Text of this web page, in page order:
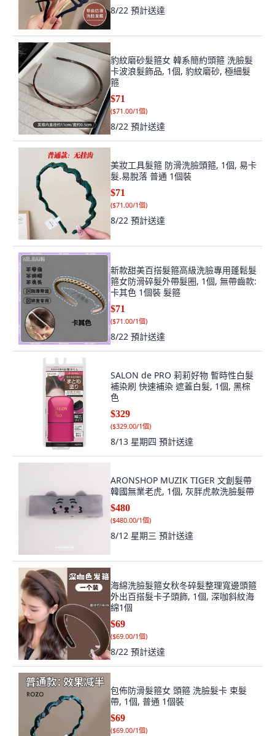
8/22 預計送達
豹紋磨砂髮箍女 韓系簡約頭箍 洗臉髮
卡波浪髮飾品, 1個, 豹紋磨砂, 極細髮
箍
$71
($71.00/1個)
8/22 預計送達
美妝工具髮箍 防滑洗臉頭箍, 1個, 易卡
髮.易脫落 普通 1個裝
$71
($71.00/1個)
8/22 預計送達
新款甜美百搭髮箍高級洗臉專用蓬鬆髮
箍女防滑碎髮外帶髮圈, 1個, 無帶齒款:
卡其色 1個裝 髮箍
$71
($71.00/1個)
8/22 預計送達
SALON de PRO 莉莉好物 暫時性白髮
補染刷 快速補染 遮蓋白髮, 1個, 黑棕
色
$329
($329.00/1個)
8/13 星期四 預計送達
ARONSHOP MUZIK TIGER 文創髮帶
韓國無業老虎, 1個, 灰胖虎款洗臉髮帶
$480
($480.00/1個)
8/12 星期三 預計送達
海綿洗臉髮箍女秋冬碎髮整理寬邊頭箍
外出百搭髮卡子頭飾, 1個, 深咖斜紋海
綿1個
$69
($69.00/1個)
8/22 預計送達
包佈防滑髮箍女 頭箍 洗臉髮卡 束髮
帶, 1個, 普通 1個裝
$69
($69.00/1個)